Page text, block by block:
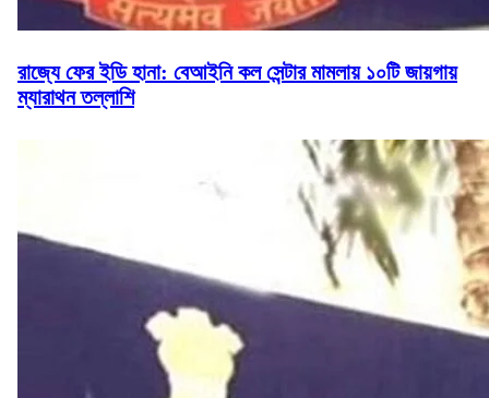
রাজ্যে ফের ইডি হানা: বেআইনি কল সেন্টার মামলায় ১০টি জায়গায়
ম্যারাথন তল্লাশি